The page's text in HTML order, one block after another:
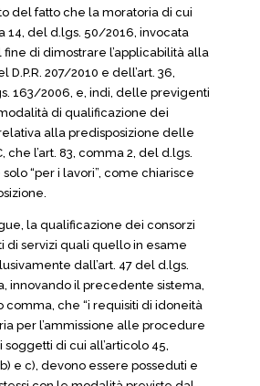
del fatto che la moratoria di cui
14, del d.lgs. 50/2016, invocata
di dimostrare l’applicabilità alla
D.P.R. 207/2010 e dell’art. 36,
163/2006, e, indi, delle previgenti
di qualificazione dei
alla predisposizione delle
che l’art. 83, comma 2, del d.lgs.
“per i lavori”, come chiarisce
la qualificazione dei consorzi
di servizi quali quello in esame
dall’art. 47 del d.lgs.
innovando il precedente sistema,
comma, che “i requisiti di idoneità
per l’ammissione alle procedure
di cui all’articolo 45,
e c), devono essere posseduti e